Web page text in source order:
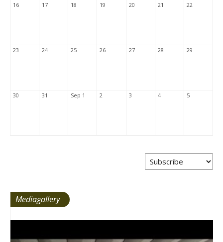
16 17 18 19 20 21 22
23 24 25 26 27 28 29
30 31 Sep 1 2 3 4 5
Mediagallery